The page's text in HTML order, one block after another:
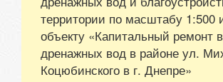
территории по масштабу 1:500
объекту «Капитальный ремонт
дренажных вод в районе ул.
Коцюбинского в г. Днепре»